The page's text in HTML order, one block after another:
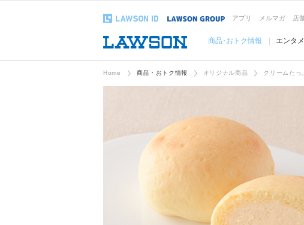
アプリ メルマガ 店
商品･おトク情報 エンタ
Home 商品・おトク情報 オリジナル商品 クリームた